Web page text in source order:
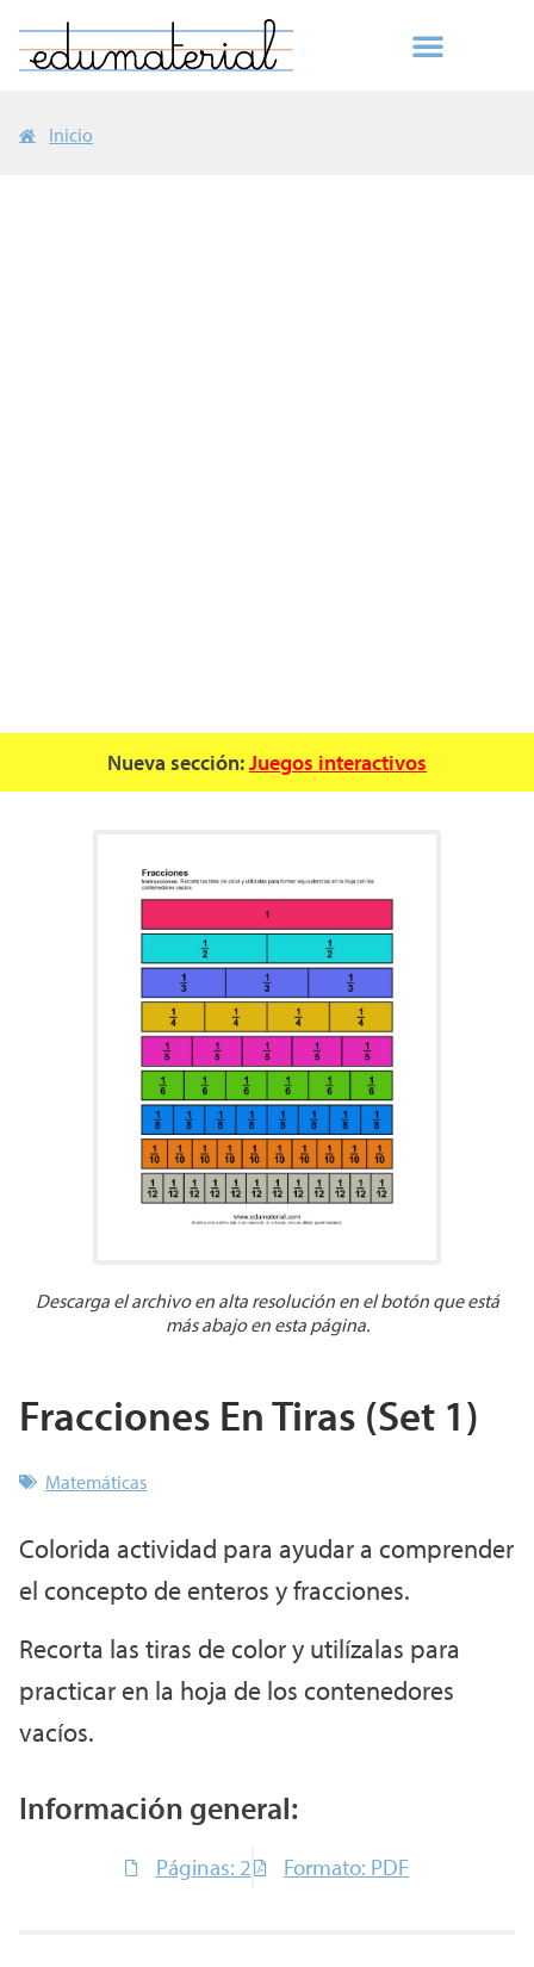
Inicio
Nueva sección:Juegos interactivos
Descarga el archivo en alta resolución en el botón que está
más abajo en esta página.
Fracciones En Tiras (Set 1)
Matemáticas
Colorida actividad para ayudar a comprender
el concepto de enteros y fracciones.
Recorta las tiras de color y utilízalas para
practicar en la hoja de los contenedores
vacíos.
Información general:
Páginas: 2 Formato: PDF